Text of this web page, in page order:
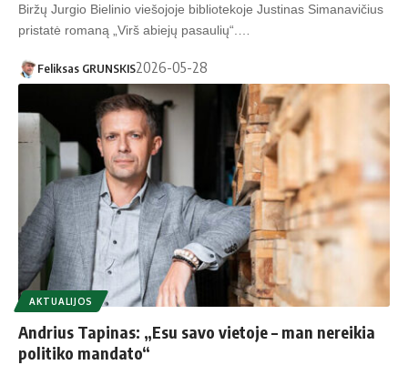
Biržų Jurgio Bielinio viešojoje bibliotekoje Justinas Simanavičius
pristatė romaną „Virš abiejų pasaulių“.…
Feliksas GRUNSKIS2026-05-28
AKTUALIJOS
Andrius Tapinas: „Esu savo vietoje – man nereikia
politiko mandato“